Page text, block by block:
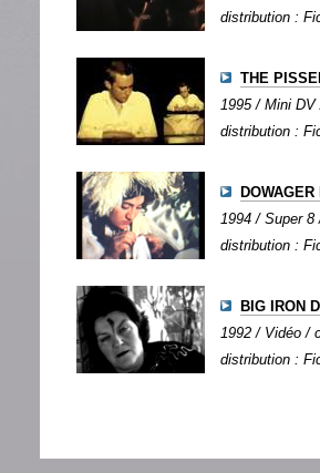
distribution :
THE
1995 / Mini
distribution :
1994 / Super
distribution :
BIG IRON
1992 / Vidéo /
distribution :